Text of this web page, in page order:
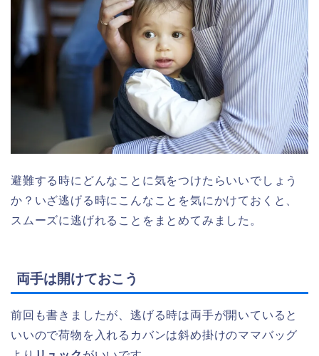
避難する時にどんなことに気をつけたらいいでしょう
か？いざ逃げる時にこんなことを気にかけておくと、
スムーズに逃げれることをまとめてみました。
両手は開けておこう
前回も書きましたが、逃げる時は両手が開いていると
いいので荷物を入れるカバンは斜め掛けのママバッグ